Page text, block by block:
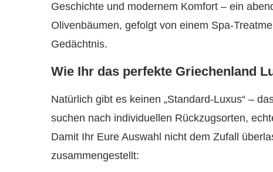
Geschichte und modernem Komfort – ein
Olivenbäumen, gefolgt von einem Spa-
Gedächtnis.
Wie Ihr das perfekte Griechenland
Natürlich gibt es keinen „Standard-Luxus“ –
suchen nach individuellen Rückzugsorten,
Damit Ihr Eure Auswahl nicht dem Zufall
zusammengestellt: